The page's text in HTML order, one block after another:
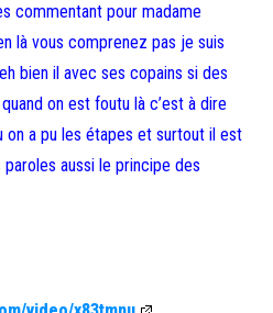
commentant pour madame
là vous comprenez pas je suis
bien il avec ses copains si des
on est foutu là c’est à dire
on a pu les étapes et surtout il est
aussi le principe des